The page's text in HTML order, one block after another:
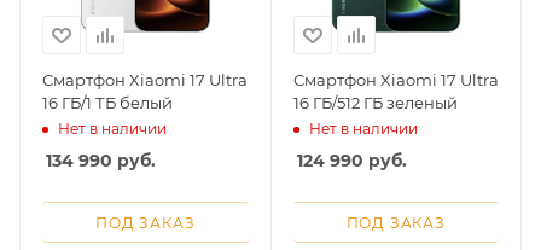
Смартфон Xiaomi 17 Ultra
16 ГБ/1 ТБ белый
Нет в наличии
134 990 руб.
ПОД ЗАКАЗ
Смартфон Xiaomi 17 Ultra
16 ГБ/512 ГБ зеленый
Нет в наличии
124 990 руб.
ПОД ЗАКАЗ